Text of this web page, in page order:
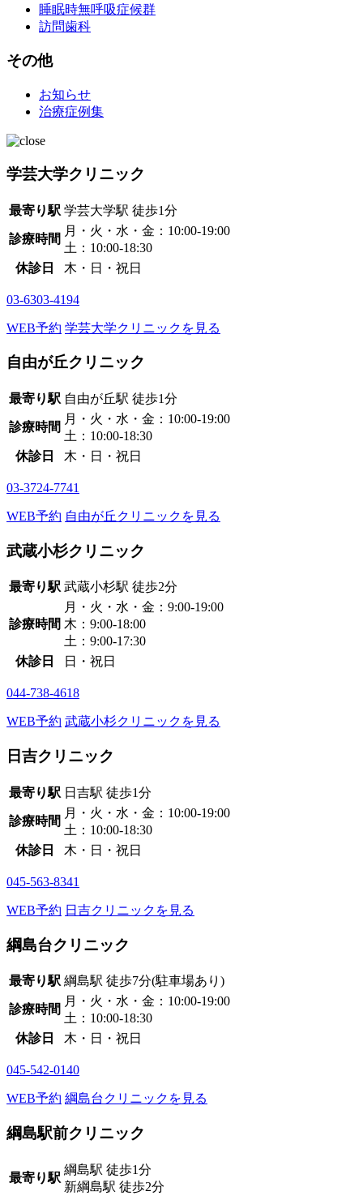
睡眠時無呼吸症候群
訪問歯科
その他
お知らせ
治療症例集
学芸大学クリニック
最寄り駅 学芸大学駅 徒歩1分
診療時間
月・火・水・金：10:00-19:00
土：10:00-18:30
休診日
木・日・祝日
03-6303-4194
WEB予約 学芸大学クリニックを見る
自由が丘クリニック
最寄り駅 自由が丘駅 徒歩1分
診療時間
月・火・水・金：10:00-19:00
土：10:00-18:30
休診日
木・日・祝日
03-3724-7741
WEB予約 自由が丘クリニックを見る
武蔵小杉クリニック
最寄り駅 武蔵小杉駅 徒歩2分
診療時間
月・火・水・金：9:00-19:00
木：9:00-18:00
土：9:00-17:30
休診日
日・祝日
044-738-4618
WEB予約 武蔵小杉クリニックを見る
日吉クリニック
最寄り駅 日吉駅 徒歩1分
診療時間
月・火・水・金：10:00-19:00
土：10:00-18:30
休診日
木・日・祝日
045-563-8341
WEB予約 日吉クリニックを見る
綱島台クリニック
最寄り駅 綱島駅 徒歩7分(駐車場あり)
診療時間
月・火・水・金：10:00-19:00
土：10:00-18:30
休診日
木・日・祝日
045-542-0140
WEB予約 綱島台クリニックを見る
綱島駅前クリニック
最寄り駅
綱島駅 徒歩1分
新綱島駅 徒歩2分